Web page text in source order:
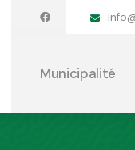
Municipalité